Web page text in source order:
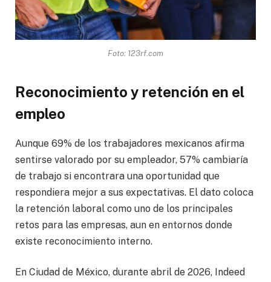
Foto: 123rf.com
Reconocimiento y retención en el
empleo
Aunque 69% de los trabajadores mexicanos afirma
sentirse valorado por su empleador, 57% cambiaría
de trabajo si encontrara una oportunidad que
respondiera mejor a sus expectativas. El dato coloca
la retención laboral como uno de los principales
retos para las empresas, aun en entornos donde
existe reconocimiento interno.
En Ciudad de México, durante abril de 2026, Indeed